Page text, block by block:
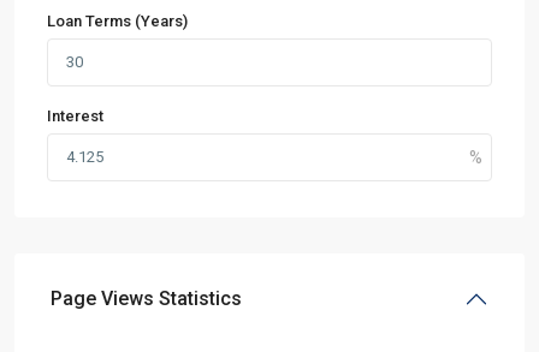
Loan Terms (Years)
Interest
Page Views Statistics